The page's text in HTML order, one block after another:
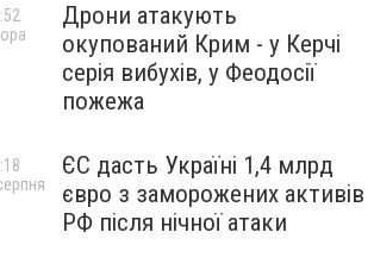
Дрони атакують
окупований Крим - у Керчі
серія вибухів, у Феодосії
пожежа
ЄС дасть Україні 1,4 млрд
євро з заморожених активів
РФ після нічної атаки